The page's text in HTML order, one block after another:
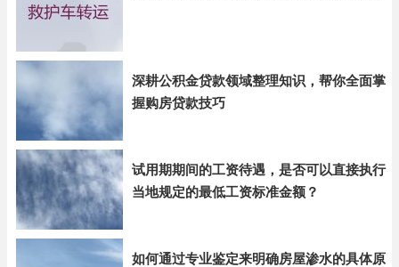
深耕公积金贷款领域整理知识，帮你全面掌
握购房贷款技巧
试用期期间的工资待遇，是否可以直接执行
当地规定的最低工资标准金额？
如何通过专业鉴定来明确房屋渗水的具体原